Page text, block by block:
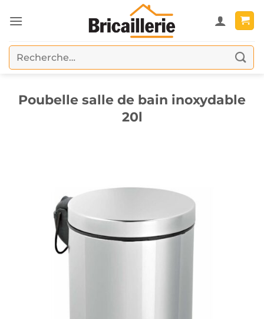
au
Recherche
pour :
Poubelle salle de bain inoxydable
20l